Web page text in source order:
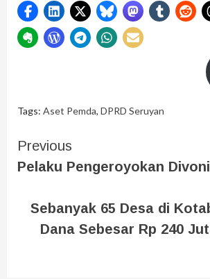
Tags: Aset Pemda, DPRD Seruyan
Previous
Pelaku Pengeroyokan
Sebanyak 65 Desa di
Dana Sebesar Rp 240